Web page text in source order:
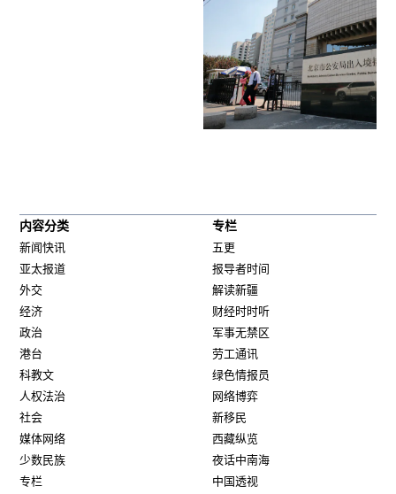
内容分类
新闻快讯
亚太报道
外交
经济
政治
港台
科教文
人权法治
社会
媒体网络
少数民族
专栏
专栏
五更
报导者时间
解读新疆
财经时时听
军事无禁区
劳工通讯
绿色情报员
网络博弈
新移民
西藏纵览
夜话中南海
中国透视